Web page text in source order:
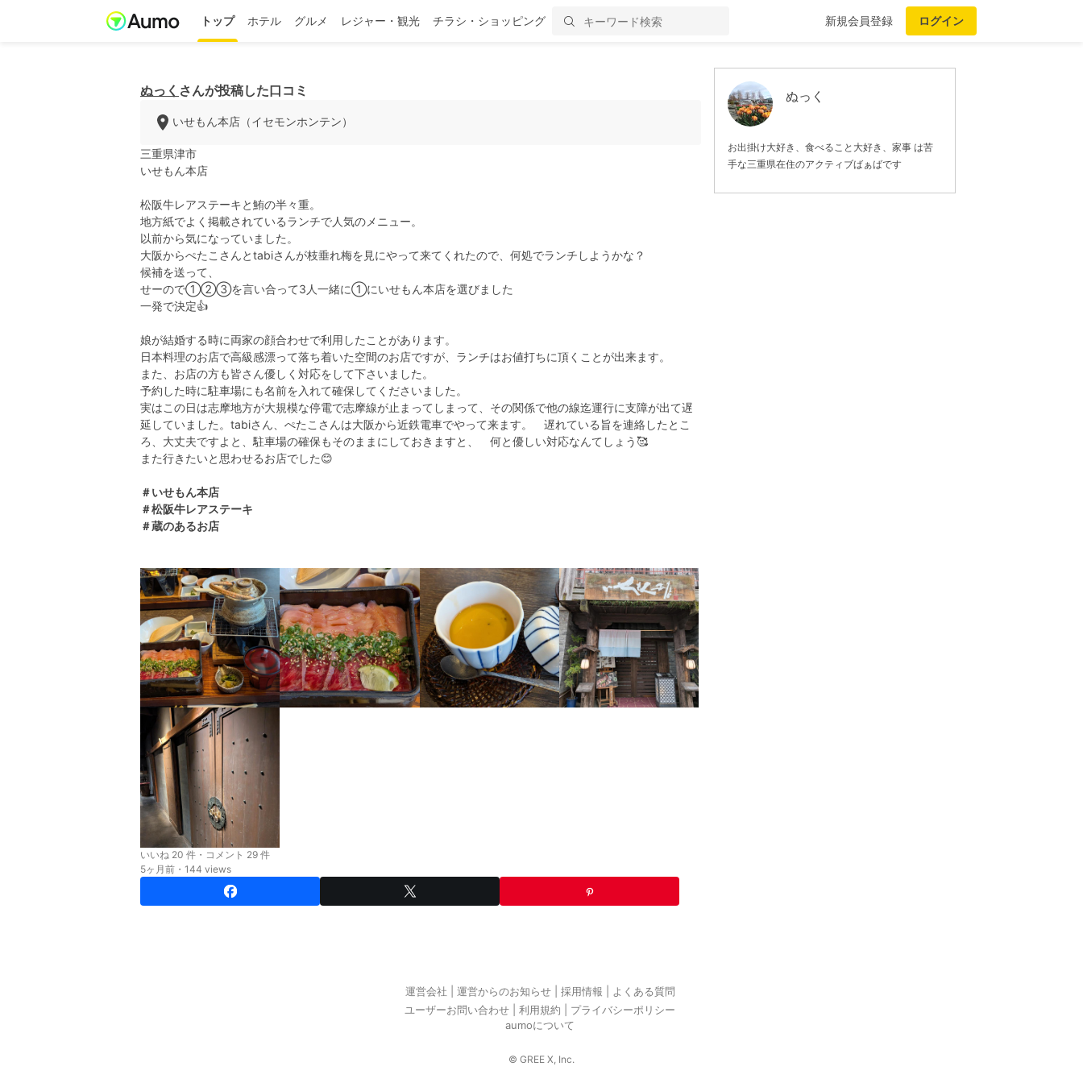
トップ ホテル グルメ レジャー・観光 チラシ・ショッピング 新規会員登録 ログイン
ぬっく さんが投稿した口コミ
いせもん本店（イセモンホンテン）
三重県津市
いせもん本店
松阪牛レアステーキと鮪の半々重。
地方紙でよく掲載されているランチで人気のメニュー。
以前から気になっていました。
大阪からぺたこさんとtabiさんが枝垂れ梅を見にやって来てくれたので、何処でランチしようかな？
候補を送って、
せーので①②③を言い合って3人一緒に①にいせもん本店を選びました
一発で決定👍
娘が結婚する時に両家の顔合わせで利用したことがあります。
日本料理のお店で高級感漂って落ち着いた空間のお店ですが、ランチはお値打ちに頂くことが出来ます。
また、お店の方も皆さん優しく対応をして下さいました。
予約した時に駐車場にも名前を入れて確保してくださいました。
実はこの日は志摩地方が大規模な停電で志摩線が止まってしまって、その関係で他の線迄運行に支障が出て遅
延していました。tabiさん、ぺたこさんは大阪から近鉄電車でやって来ます。 遅れている旨を連絡したとこ
ろ、大丈夫ですよと、駐車場の確保もそのままにしておきますと、 何と優しい対応なんてしょう🥰
また行きたいと思わせるお店でした😊
＃いせもん本店
＃松阪牛レアステーキ
＃蔵のあるお店
いいね 20 件・コメント 29 件
5ヶ月前・144 views
ぬっく
お出掛け大好き、食べること大好き、家事 は苦
手な三重県在住のアクティブばぁばです
運営会社 運営からのお知らせ 採用情報
よくある質問
ユーザーお問い合わせ
利用規約
プライバシーポリシー
aumoについて
© GREE X, Inc.